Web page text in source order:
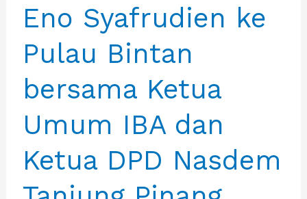
di
dan
Bersilahturami
ke
BAPPENAS
Eno Syafrudien ke
Pulau Bintan
bersama Ketua
Umum IBA dan
Ketua DPD Nasdem